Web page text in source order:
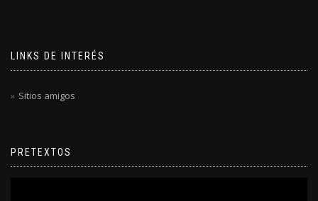
LINKS DE INTERÉS
Sitios amigos
PRETEXTOS